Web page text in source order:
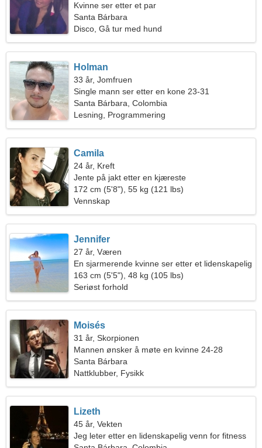
Kvinne ser etter et par
Santa Bárbara
Disco, Gå tur med hund
Holman
33 år, Jomfruen
Single mann ser etter en kone 23-31
Santa Bárbara, Colombia
Lesning, Programmering
Camila
24 år, Kreft
Jente på jakt etter en kjæreste
172 cm (5'8"), 55 kg (121 lbs)
Vennskap
Jennifer
27 år, Væren
En sjarmerende kvinne ser etter et lidenskapelig
forhold
163 cm (5'5"), 48 kg (105 lbs)
Seriøst forhold
Moisés
31 år, Skorpionen
Mannen ønsker å møte en kvinne 24-28
Santa Bárbara
Nattklubber, Fysikk
Lizeth
45 år, Vekten
Jeg leter etter en lidenskapelig venn for fitness